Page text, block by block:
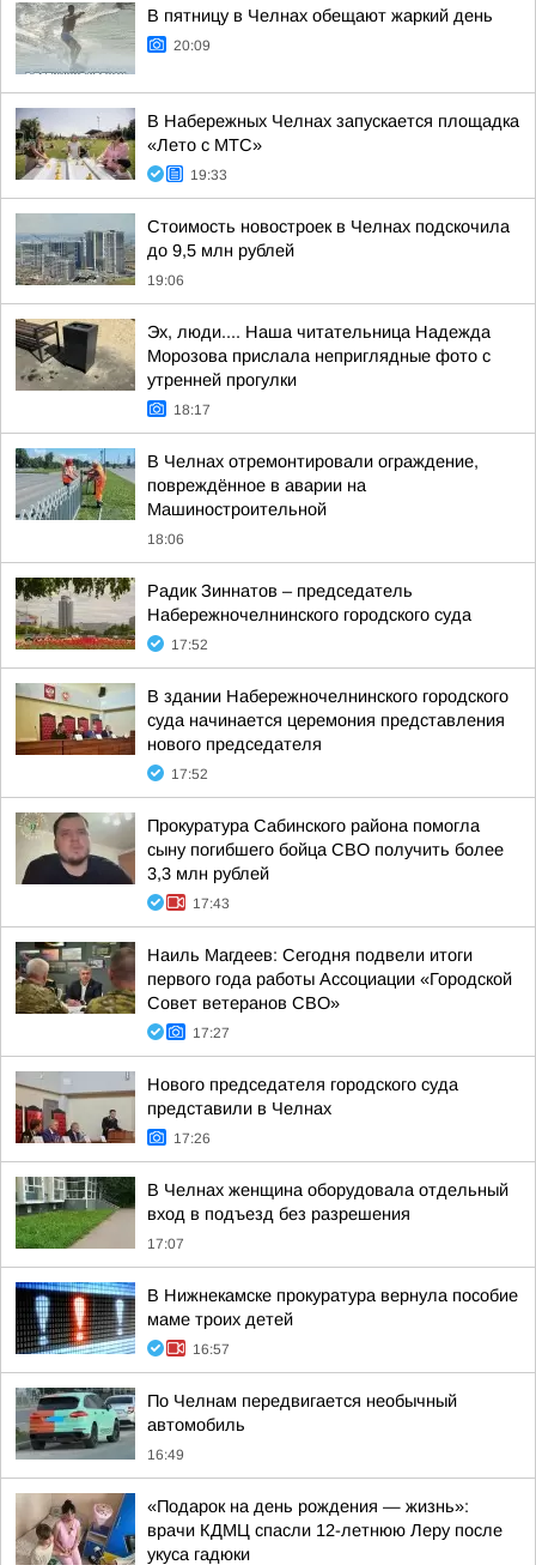
В пятницу в Челнах обещают жаркий день
20:09
В Набережных Челнах запускается площадка
«Лето с МТС»
19:33
Стоимость новостроек в Челнах подскочила
до 9,5 млн рублей
19:06
Эх, люди.... Наша читательница Надежда
Морозова прислала неприглядные фото с
утренней прогулки
18:17
В Челнах отремонтировали ограждение,
повреждённое в аварии на
Машиностроительной
18:06
Радик Зиннатов – председатель
Набережночелнинского городского суда
17:52
В здании Набережночелнинского городского
суда начинается церемония представления
нового председателя
17:52
Прокуратура Сабинского района помогла
сыну погибшего бойца СВО получить более
3,3 млн рублей
17:43
Наиль Магдеев: Сегодня подвели итоги
первого года работы Ассоциации «Городской
Совет ветеранов СВО»
17:27
Нового председателя городского суда
представили в Челнах
17:26
В Челнах женщина оборудовала отдельный
вход в подъезд без разрешения
17:07
В Нижнекамске прокуратура вернула пособие
маме троих детей
16:57
По Челнам передвигается необычный
автомобиль
16:49
«Подарок на день рождения — жизнь»:
врачи КДМЦ спасли 12-летнюю Леру после
укуса гадюки